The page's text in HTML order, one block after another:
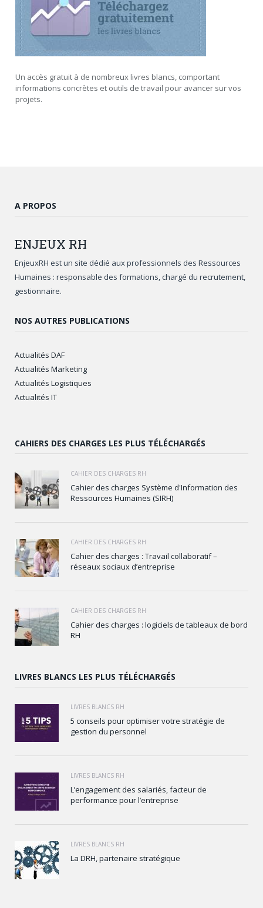
Un accès gratuit à de nombreux livres blancs, comportant
informations concrètes et outils de travail pour avancer sur vos
projets.
A PROPOS
ENJEUX RH
EnjeuxRH est un site dédié aux professionnels des Ressources
Humaines : responsable des formations, chargé du recrutement,
gestionnaire.
NOS AUTRES PUBLICATIONS
Actualités DAF
Actualités Marketing
Actualités Logistiques
Actualités IT
CAHIERS DES CHARGES LES PLUS TÉLÉCHARGÉS
CAHIER DES CHARGES RH
Cahier des charges Système d'Information des
Ressources Humaines (SIRH)
CAHIER DES CHARGES RH
Cahier des charges : Travail collaboratif –
réseaux sociaux d’entreprise
CAHIER DES CHARGES RH
Cahier des charges : logiciels de tableaux de bord
RH
LIVRES BLANCS LES PLUS TÉLÉCHARGÉS
LIVRES BLANCS RH
5 conseils pour optimiser votre stratégie de
gestion du personnel
LIVRES BLANCS RH
L’engagement des salariés, facteur de
performance pour l’entreprise
LIVRES BLANCS RH
La DRH, partenaire stratégique